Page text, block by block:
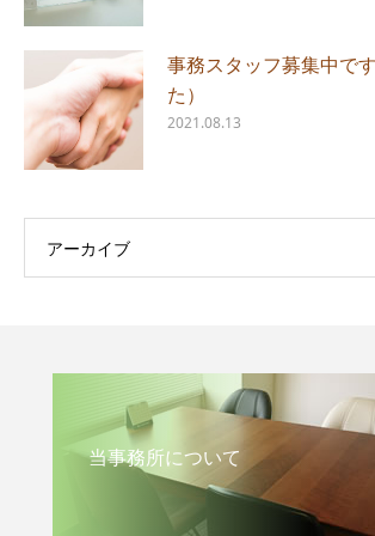
事務スタッフ募集中で
た）
2021.08.13
アーカイブ
当事務所について